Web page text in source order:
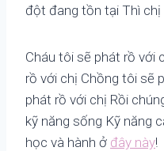
đột đang tồn tại Thì chị
Cháu tôi sẽ phát rồ với
rồ với chị Chồng tôi sẽ
phát rồ với chị Rồi
kỹ năng sống Kỹ năng
học và hành ở đây này!